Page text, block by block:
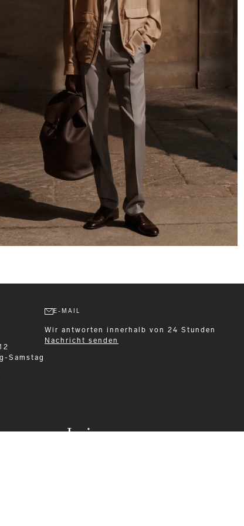
Leisurewear
Samstag
E-MAIL
Wir antworten innerhalb von 24 Stunden
Nachricht senden